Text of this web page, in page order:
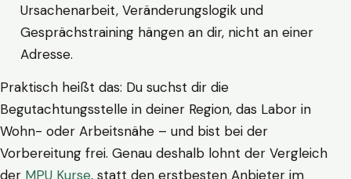
Ursachenarbeit, Veränderungslogik und
Gesprächstraining hängen an dir, nicht an einer
Adresse.
Praktisch heißt das: Du suchst dir die
Begutachtungsstelle in deiner Region, das Labor in
Wohn- oder Arbeitsnähe – und bist bei der
Vorbereitung frei. Genau deshalb lohnt der Vergleich
der MPU Kurse, statt den erstbesten Anbieter im